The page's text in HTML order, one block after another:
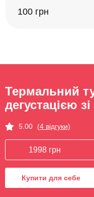
100 грн
Термальний
дегустацією
5.00 (4 відгуки)
1998 грн
Купити для себе